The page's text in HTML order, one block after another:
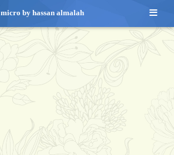
≡
micro by hassan almalah